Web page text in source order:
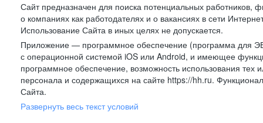
Сайт предназначен для поиска потенциальных
о компаниях как работодателях и о вакансиях в сети
Использование Сайта в иных целях не допускается.
Приложение — программное обеспечение (программа для
с операционной системой iOS или Android, и имеющее
программное обеспечение, возможность использования
персонала и содержащихся на сайте https://hh.ru.
Сайта.
Развернуть весь текст условий